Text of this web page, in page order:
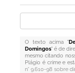
O texto acima "
Domingos" é de
mesmo citando
Plágio é crime e
n° 9.610-98 sobre